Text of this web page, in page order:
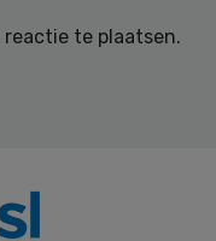
reactie te plaatsen.